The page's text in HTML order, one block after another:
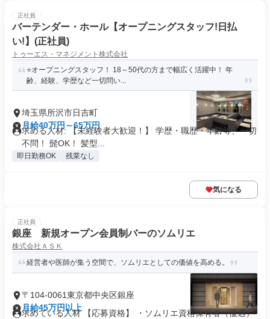
正社員
バーテンダー・ホール【オープニングスタッフ!日払
い!】(正社員)
トゥーエス・マネジメント株式会社
⭐オープニングスタッフ！ 18～50代の方まで幅広く活躍中！ 年
齢、経験、学歴など一切問い...
埼玉県所沢市日吉町
月給40万円～65万円
求める人材: 【未経験者大歓迎！】 学歴・職歴・年齢等、一切
不問！ 髭OK！ 髪型...
即日勤務OK 残業なし
気になる
正社員
銀座 新規オープン会員制バーのソムリエ
株式会社ＡＳＫ
経営者や医師が集う空間で、ソムリエとしての価値を高める。
〒104-0061東京都中央区銀座
月給45万円以上
求めている人材 【応募資格】 ・ソムリエ資格保有者（優遇）